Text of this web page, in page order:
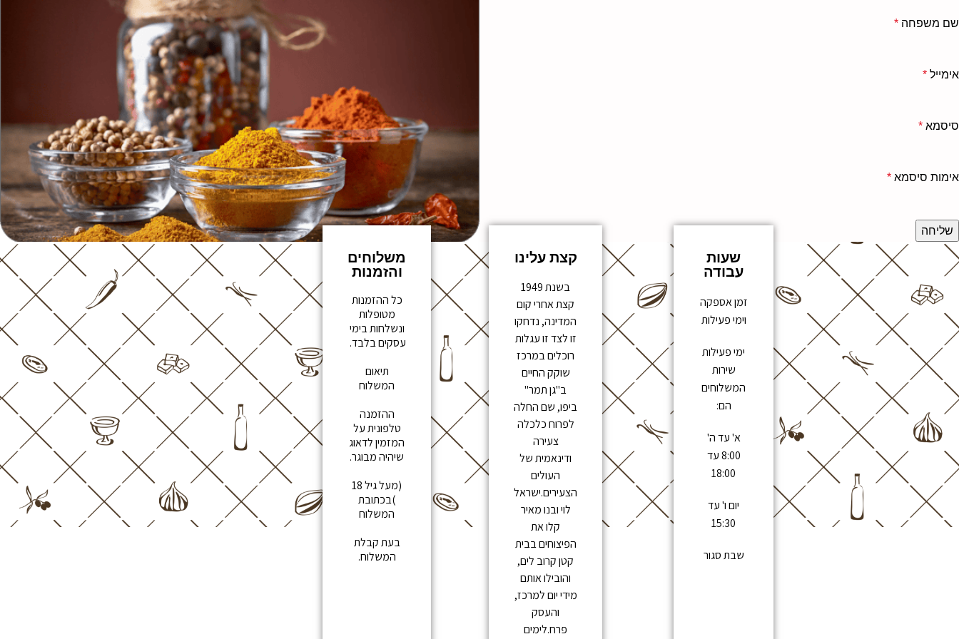
שם משפחה *
אימייל *
סיסמא *
אימות סיסמא *
שליחה
שעות
עבודה
זמן אספקה
וימי פעילות
ימי פעילות
שירות
המשלוחים
הם:
א' עד ה'
8:00 עד
18:00
יום ו' עד
15:30
שבת סגור
קצת עלינו
בשנת 1949
קצת אחרי קום
המדינה, נדחקו
זו לצד זו עגלות
רוכלים במרכז
שוקק החיים
ב"גן תמר"
ביפו, שם החלה
לפרוח כלכלה
צעירה
ודינאמית של
העולים
הצעירים.ישראל
לוי ובנו מאיר
קלו את
הפיצוחים בבית
קטן קרוב לים,
והובילו אותם
מידי יום למרכז,
והעסק
פרח.לימים
משלוחים
והזמנות
כל ההזמנות
מטופלות
ונשלחות בימי
עסקים בלבד.
תיאום
המשלוח
ההזמנה
טלפונית על
המזמין לדאוג
שיהיה מבוגר.
(מעל גיל 18
)בכתובת
המשלוח
בעת קבלת
המשלוח.